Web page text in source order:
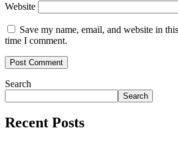
Website
Save my name, email, and website in
time I comment.
Search
Search
Recent Posts